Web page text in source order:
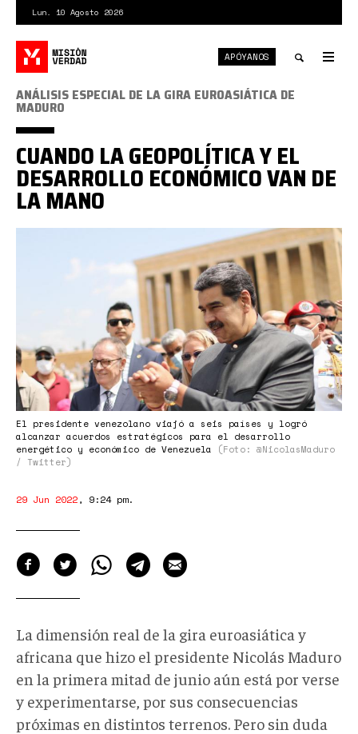
contenido
principal
Lun. 10 Agosto 2026
APÓYANOS
maduro
euroasiática.jpg
El presidente venezolano viajó a seis países y logró
alcanzar acuerdos estratégicos para el desarrollo
energético y económico de Venezuela
(Foto: @NicolasMaduro
/ Twitter)
ANÁLISIS ESPECIAL DE LA GIRA EUROASIÁTICA DE
MADURO
CUANDO LA GEOPOLÍTICA Y EL
DESARROLLO ECONÓMICO VAN DE
LA MANO
29 Jun 2022, 9:24 pm.
La dimensión real de la gira euroasiática y
africana que hizo el presidente Nicolás Maduro
en la primera mitad de junio aún está por verse
y experimentarse, por sus consecuencias
próximas en distintos terrenos. Pero sin duda